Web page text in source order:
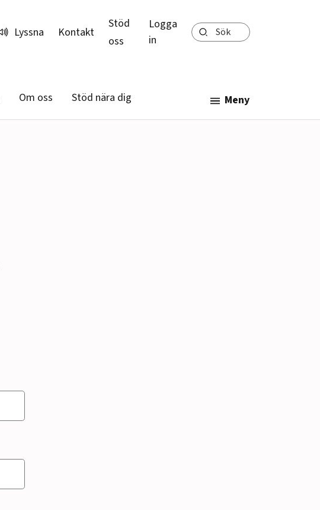
Lyssna Kontakt
Stöd
oss
Logga
in
Sök
Om oss Stöd nära dig Meny